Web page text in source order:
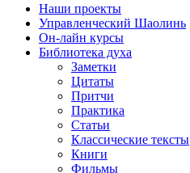
Наши проекты
Управленческий Шаолинь
Он-лайн курсы
Библиотека духа
Заметки
Цитаты
Притчи
Практика
Статьи
Классические тексты
Книги
Фильмы